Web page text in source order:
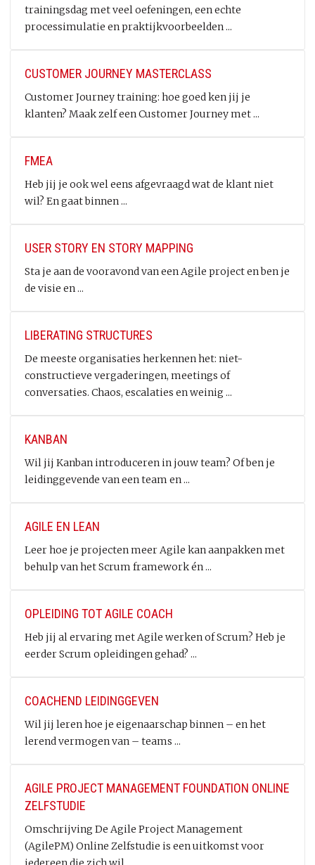
trainingsdag met veel oefeningen, een echte
processimulatie en praktijkvoorbeelden ...
CUSTOMER JOURNEY MASTERCLASS
Customer Journey training: hoe goed ken jij je
klanten? Maak zelf een Customer Journey met ...
FMEA
Heb jij je ook wel eens afgevraagd wat de klant niet
wil? En gaat binnen ...
USER STORY EN STORY MAPPING
Sta je aan de vooravond van een Agile project en ben je
de visie en ...
LIBERATING STRUCTURES
De meeste organisaties herkennen het: niet-
constructieve vergaderingen, meetings of
conversaties. Chaos, escalaties en weinig ...
KANBAN
Wil jij Kanban introduceren in jouw team? Of ben je
leidinggevende van een team en ...
AGILE EN LEAN
Leer hoe je projecten meer Agile kan aanpakken met
behulp van het Scrum framework én ...
OPLEIDING TOT AGILE COACH
Heb jij al ervaring met Agile werken of Scrum? Heb je
eerder Scrum opleidingen gehad? ...
COACHEND LEIDINGGEVEN
Wil jij leren hoe je eigenaarschap binnen – en het
lerend vermogen van – teams ...
AGILE PROJECT MANAGEMENT FOUNDATION ONLINE
ZELFSTUDIE
Omschrijving De Agile Project Management
(AgilePM) Online Zelfstudie is een uitkomst voor